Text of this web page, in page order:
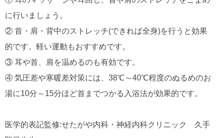
に行いましょう。
② 首・肩・背中のストレッチ(できれば全身)を行うと効果
的です。軽い運動もおすすめです。
③ 耳や首、肩を温めるのも有効です。
④ 気圧差や寒暖差対策には、38℃～40℃程度のぬるめのお
湯に10分～15分ほど首までつかる入浴法が効果的です。
医学的表記監修:せたがや内科・神経内科クリニック 久手